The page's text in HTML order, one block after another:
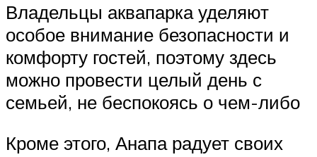
Владельцы аквапарка уделяют
особое внимание безопасности и
комфорту гостей, поэтому здесь
можно провести целый день с
семьей, не беспокоясь о чем-либо
Кроме этого, Анапа радует своих